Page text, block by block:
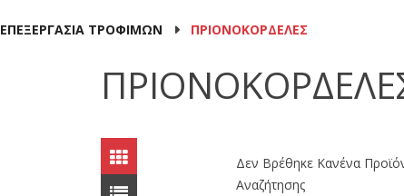
ΕΠΕΞΕΡΓΑΣΙΑ ΤΡΟΦΙΜΩΝ ΠΡΙΟΝΟΚΟΡΔΕΛΕΣ
Δεν Βρέθηκε Κανένα
Αναζήτησης